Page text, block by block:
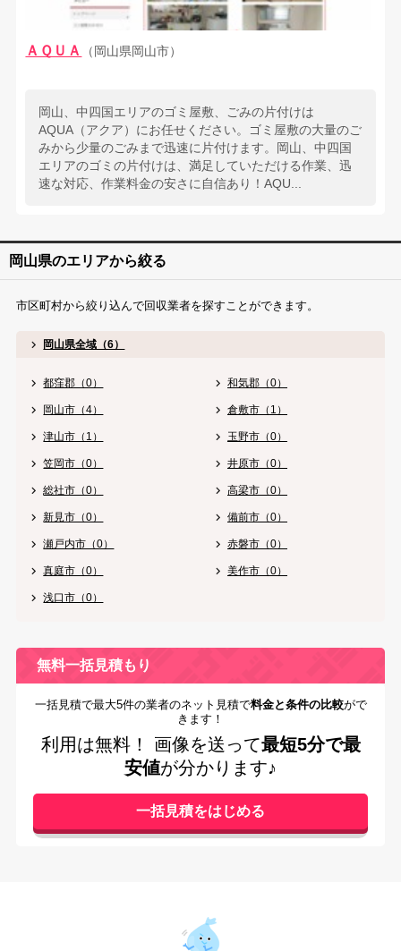
ＡＱＵＡ （岡山県岡山市）
岡山、中四国エリアのゴミ屋敷、ごみの片付けは
AQUA（アクア）にお任せください。ゴミ屋敷の大量のご
みから少量のごみまで迅速に片付けます。岡山、中四国
エリアのゴミの片付けは、満足していただける作業、迅
速な対応、作業料金の安さに自信あり！AQU...
岡山県のエリアから絞る
市区町村から絞り込んで回収業者を探すことができます。
岡山県全域（6）
都窪郡（0） 和気郡（0）
岡山市（4） 倉敷市（1）
津山市（1） 玉野市（0）
笠岡市（0） 井原市（0）
総社市（0） 高梁市（0）
新見市（0） 備前市（0）
瀬戸内市（0） 赤磐市（0）
真庭市（0） 美作市（0）
浅口市（0）
無料一括見積もり
一括見積で最大5件の業者のネット見積で料金と条件の比較がで
きます！
利用は無料！ 画像を送って最短5分で最
安値が分かります♪